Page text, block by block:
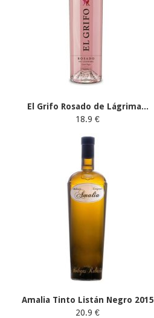
El Grifo Rosado de Lágrima...
18.9 €
Amalia Tinto Listán Negro 2015
20.9 €